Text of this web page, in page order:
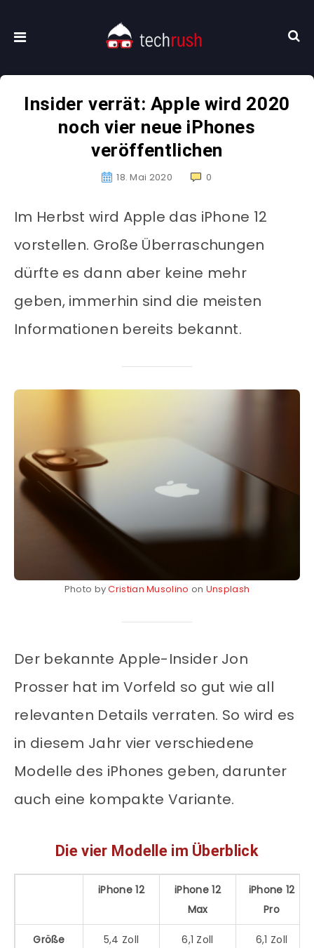
Insider verrät: Apple wird 2020
noch vier neue iPhones
veröffentlichen
18. Mai 2020 0
Im Herbst wird Apple das iPhone 12
vorstellen. Große Überraschungen
dürfte es dann aber keine mehr
geben, immerhin sind die meisten
Informationen bereits bekannt.
Photo byCristian Musolino on Unsplash
Der bekannte Apple-Insider Jon
Prosser hat im Vorfeld so gut wie all
relevanten Details verraten. So wird es
in diesem Jahr vier verschiedene
Modelle des iPhones geben, darunter
auch eine kompakte Variante.
Die vier Modelle im Überblick
iPhone 12
iPhone 12
Max
iPhone 12
Pro
Größe 5,4 Zoll 6,1 Zoll 6,1 Zoll